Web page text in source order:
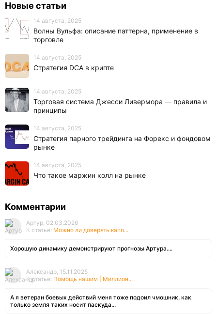
Новые статьи
14 августа, 2025
Волны Вульфа: описание паттерна, применение в
торговле
14 августа, 2025
Стратегия DCA в крипте
14 августа, 2025
Торговая система Джесси Ливермора — правила и
принципы
14 августа, 2025
Стратегия парного трейдинга на Форекс и фондовом
рынке
14 августа, 2025
Что такое маржин колл на рынке
Комментарии
Артур, 02.03.2026
К статье: Можно ли доверять капп...
Хорошую динамику демонстрируют прогнозы Артура....
Александр, 15.11.2025
К статье: Помощь нашим | Миллион...
А я ветеран боевых действий меня тоже подоил чмошник, как
только земля таких носит паскуда...